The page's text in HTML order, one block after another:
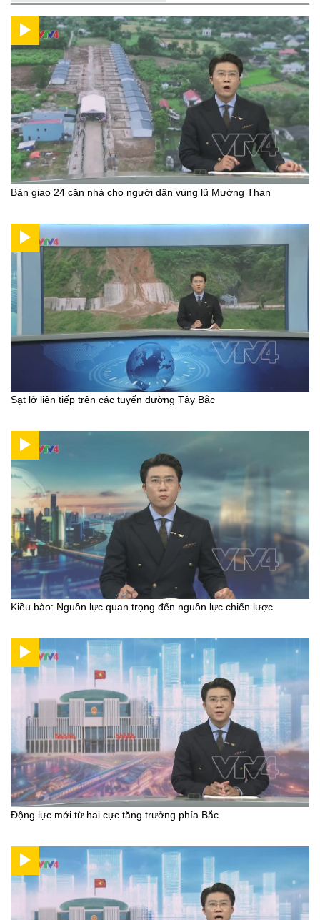
Bàn giao 24 căn nhà cho người dân vùng lũ Mường Than
Sạt lở liên tiếp trên các tuyến đường Tây Bắc
Kiều bào: Nguồn lực quan trọng đến nguồn lực chiến lược
Động lực mới từ hai cực tăng trưởng phía Bắc